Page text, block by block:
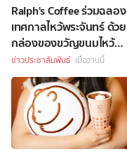
Ralph's Coffee ร่วมฉลอง
เทศกาลไหว้พระจันทร์ ด้วย
กล่องของขวัญขนมไหว้
พระจันทร์สุดพิเศษ
ข่าวประชาสัมพันธ์ เมื่อวานนี้